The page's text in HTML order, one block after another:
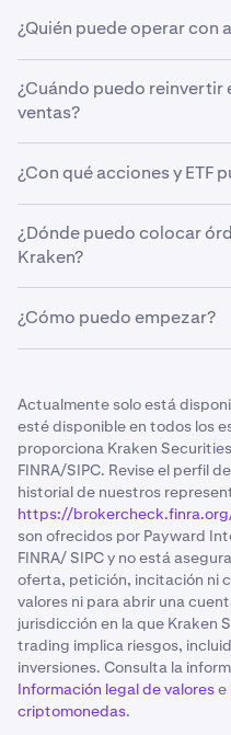
¿Quién puede operar con
para los residentes de
las condiciones. Para
nuestro artículo de
valores".
¿Cuándo puedo reinvertir
ventas?
reinvertir en acciones o
¿Con qué acciones y ETF
como NYSE, NASDAQ,
¿Dónde puedo colocar
Kraken?
valores fuera de las horas
y se ejecutará al inicio de
¿Cómo puedo empezar?
Actualmente solo está
esté disponible en todos los
proporciona Kraken
FINRA/SIPC. Revise el perfil
historial de nuestros
https://
son ofrecidos por Payward
FINRA/ SIPC y no está
oferta, petición, incitación ni
valores ni para abrir una
jurisdicción en la que Kraken
trading implica riesgos,
inversiones. Consulta la
Información legal de valorese
criptomonedas.